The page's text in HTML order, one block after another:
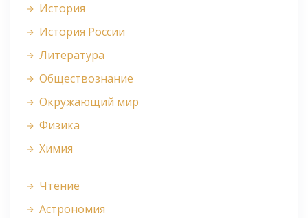
История
История России
Литература
Обществознание
Окружающий мир
Физика
Химия
Чтение
Астрономия